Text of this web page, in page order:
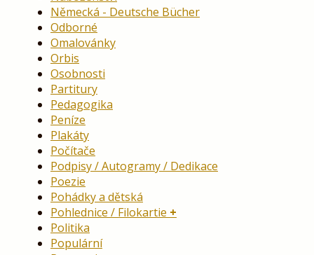
Německá - Deutsche Bücher
Odborné
Omalovánky
Orbis
Osobnosti
Partitury
Pedagogika
Peníze
Plakáty
Počítače
Podpisy / Autogramy / Dedikace
Poezie
Pohádky a dětská
Pohlednice / Filokartie
Politika
Populární